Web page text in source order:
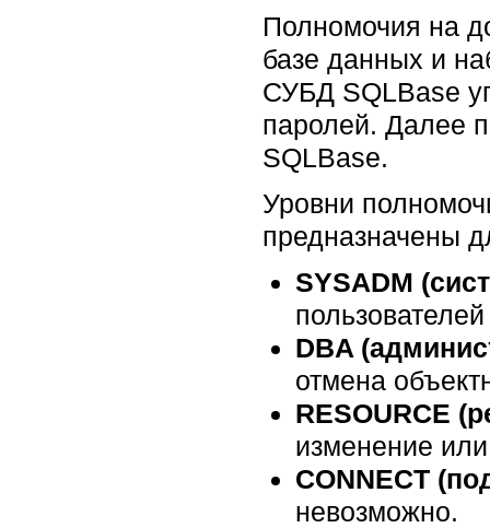
Полномочия на
базе данных и
СУБД SQLBase
паролей. Далее
SQLBase.
Уровни
предназначены
SYSADM
DBA
отмена
RESOURCE
изменение
CONNECT
невозможно.